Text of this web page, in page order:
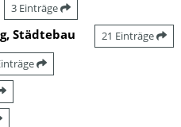
3 Einträge
Städtebau 21 Einträge